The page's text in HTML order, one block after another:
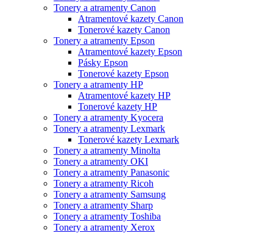
Tonery a atramenty Canon
Atramentové kazety Canon
Tonerové kazety Canon
Tonery a atramenty Epson
Atramentové kazety Epson
Pásky Epson
Tonerové kazety Epson
Tonery a atramenty HP
Atramentové kazety HP
Tonerové kazety HP
Tonery a atramenty Kyocera
Tonery a atramenty Lexmark
Tonerové kazety Lexmark
Tonery a atramenty Minolta
Tonery a atramenty OKI
Tonery a atramenty Panasonic
Tonery a atramenty Ricoh
Tonery a atramenty Samsung
Tonery a atramenty Sharp
Tonery a atramenty Toshiba
Tonery a atramenty Xerox